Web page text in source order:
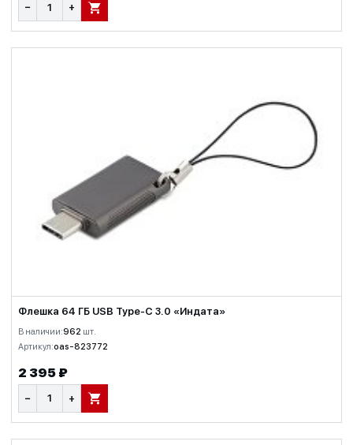
− + В КОРЗИНУ
Флешка 64 ГБ USB Type-C 3.0 «Индата»
В наличии:962 шт.
Артикул:oas-823772
2 395 ₽
− + В КОРЗИНУ